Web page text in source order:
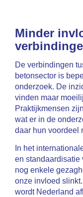
Minder
De verbindingen
betonsector is
onderzoek. De
vinden maar
Praktijkmensen
wat er in de
daar hun voordeel
In het
en standaardisatie
nog enkele
onze invloed
wordt Nederland